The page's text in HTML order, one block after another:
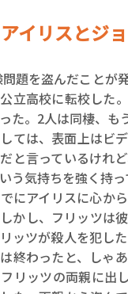
イリスとジ
題を盗んだことが
立高校に転校した
た。2人は同棲、も
ては、表面上はビ
と言っているけれ
う気持ちを強く持
にアイリスに心か
かし、フリッツは
ッツが殺人を犯し
終わったと、しゃ
リッツの両親に出